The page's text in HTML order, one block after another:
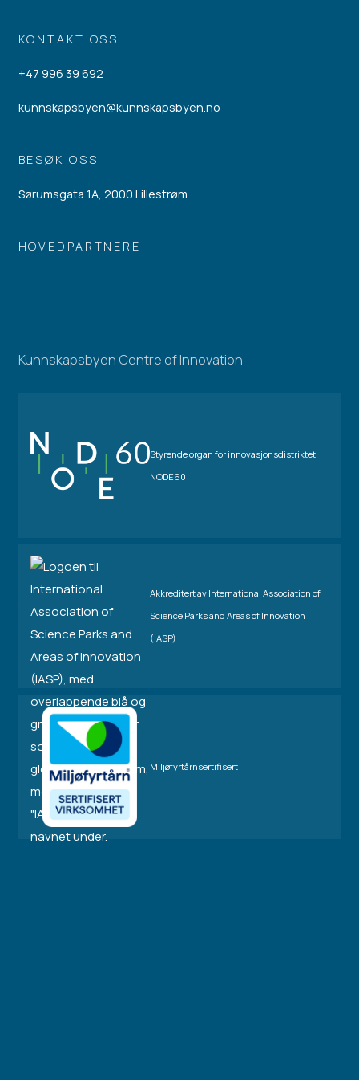
KONTAKT OSS
+47 996 39 692
kunnskapsbyen@kunnskapsbyen.no
BESØK OSS
Sørumsgata 1A, 2000 Lillestrøm
HOVEDPARTNERE
Kunnskapsbyen Centre of Innovation
Styrende organ for innovasjonsdistriktet
NODE60
Akkreditert av International Association of
Science Parks and Areas of Innovation
(IASP)
Miljøfyrtårnsertifisert